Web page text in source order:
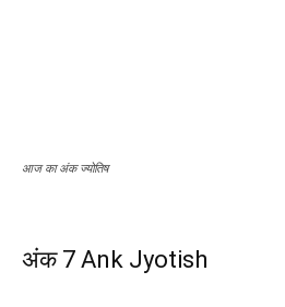
आज का अंक ज्योतिष
अंक 7 Ank Jyotish